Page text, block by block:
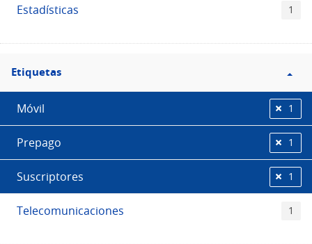
Estadísticas 1
Filtro
Etiquetas
Etiquetas
Móvil 1
Prepago 1
Suscriptores 1
Telecomunicaciones 1